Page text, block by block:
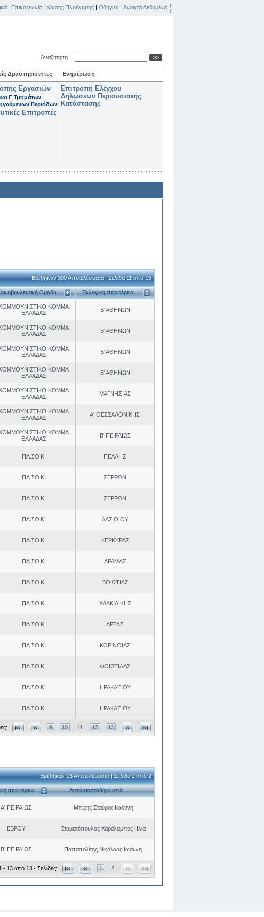
| Επικοινωνία | Χάρτης Πλοήγησης | Οδηγίες | Ανοιχτά Δεδομένα
Αναζήτηση
Δραστηριότητες Ενημέρωση
Εργασιών
Γ Τμημάτων
Περιόδων
Επιτροπές
Επιτροπή Ελέγχου
Δηλώσεων Περιουσιακής
Κατάστασης
Βρέθηκαν 300 Αποτελέσματα | Σελίδα 11 από 15
Ομάδα Εκλογική περιφέρεια
ΚΟΜΜΑ
ΕΛΛΑΔΑΣ
Β' ΑΘΗΝΩΝ
ΚΟΜΜΑ
ΕΛΛΑΔΑΣ
Β' ΑΘΗΝΩΝ
ΚΟΜΜΑ
ΕΛΛΑΔΑΣ
Β' ΑΘΗΝΩΝ
ΚΟΜΜΑ
ΕΛΛΑΔΑΣ
Β' ΑΘΗΝΩΝ
ΚΟΜΜΑ
ΕΛΛΑΔΑΣ
ΜΑΓΝΗΣΙΑΣ
ΚΟΜΜΑ
ΕΛΛΑΔΑΣ
Α' ΘΕΣΣΑΛΟΝΙΚΗΣ
ΚΟΜΜΑ
ΕΛΛΑΔΑΣ
Β' ΠΕΙΡΑΙΩΣ
ΠΑ.ΣΟ.Κ. ΠΕΛΛΗΣ
ΠΑ.ΣΟ.Κ. ΣΕΡΡΩΝ
ΠΑ.ΣΟ.Κ. ΣΕΡΡΩΝ
ΠΑ.ΣΟ.Κ. ΛΑΣΙΘΙΟΥ
ΠΑ.ΣΟ.Κ. ΚΕΡΚΥΡΑΣ
ΠΑ.ΣΟ.Κ. ΔΡΑΜΑΣ
ΠΑ.ΣΟ.Κ. ΒΟΙΩΤΙΑΣ
ΠΑ.ΣΟ.Κ. ΧΑΛΚΙΔΙΚΗΣ
ΠΑ.ΣΟ.Κ. ΑΡΤΑΣ
ΠΑ.ΣΟ.Κ. ΚΟΡΙΝΘΙΑΣ
ΠΑ.ΣΟ.Κ. ΦΘΙΩΤΙΔΑΣ
ΠΑ.ΣΟ.Κ. ΗΡΑΚΛΕΙΟΥ
ΠΑ.ΣΟ.Κ. ΗΡΑΚΛΕΙΟΥ
9 10 11 12 13
Βρέθηκαν 13 Αποτελέσματα | Σελίδα 2 από 2
περιφέρεια Αντικαταστάθηκε από
Α' ΠΕΙΡΑΙΩΣ Μπίρης Σταύρος Ιωάννη
ΕΒΡΟΥ Σταματόπουλος Χαράλαμπος Ηλία
Β' ΠΕΙΡΑΙΩΣ Παπαπολίτης Νικόλαος Ιωάννη
- 13 από 13 - Σελίδες: 1 2